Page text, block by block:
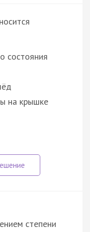
состояния
на крышке
степени